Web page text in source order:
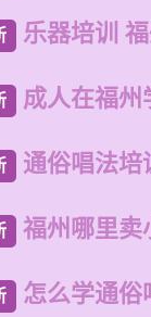
乐器培训
成人在福州
通俗唱法培
福州哪里卖
怎么学通俗